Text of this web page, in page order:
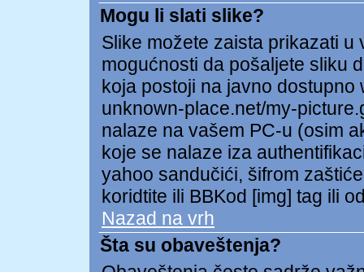
Mogu li slati slike?
Slike možete zaista prikazati
mogućnosti da pošaljete sliku
koja postoji na javno
unknown-place.net/my-
nalaze na vašem PC-u (osim
koje se nalaze iza
yahoo sandučići, šifrom
koridtite ili BBKod [img] tag ili
Nazad na vrh
Šta su obaveštenja?